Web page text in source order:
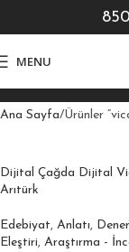
850
MENU
Ana Sayfa Ürünler
Dijital Çağda Dijital
Arıtürk
Edebiyat, Anlatı,
Eleştiri, Araştırma -